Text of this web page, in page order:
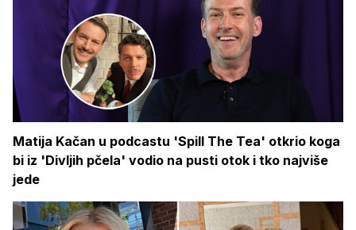
Matija Kačan u podcastu 'Spill The Tea' otkrio koga
bi iz 'Divljih pčela' vodio na pusti otok i tko najviše
jede